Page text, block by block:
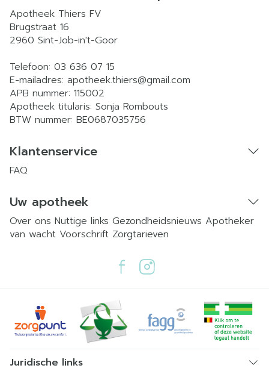
Apotheek Thiers FV
Brugstraat 16
2960 Sint-Job-in't-Goor
Telefoon: 03 636 07 15
E-mailadres: apotheek.thiers@gmail.com
APB nummer: 115002
Apotheek titularis: Sonja Rombouts
BTW nummer: BE0687035756
Klantenservice
FAQ
Uw apotheek
Over ons Nuttige links Gezondheidsnieuws Apotheker
van wacht Voorschrift Zorgtarieven
Juridische links